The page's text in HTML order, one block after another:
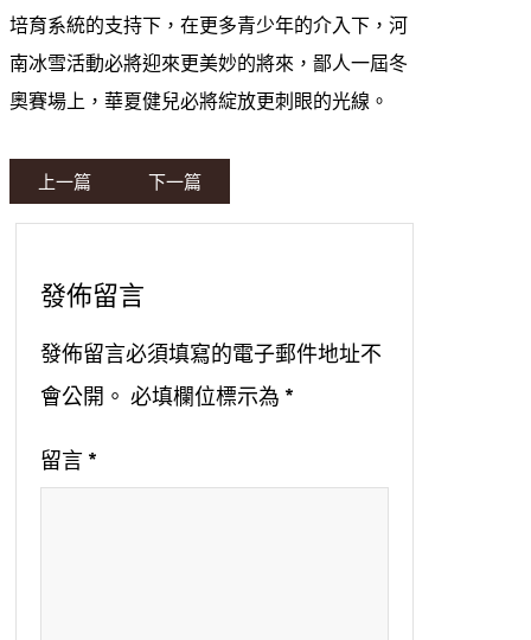
培育系統的支持下，在更多青少年的介入下，河
南冰雪活動必將迎來更美妙的將來，鄙人一屆冬
奧賽場上，華夏健兒必將綻放更刺眼的光線。
上一篇 下一篇
發佈留言
發佈留言必須填寫的電子郵件地址不
會公開。 必填欄位標示為 *
留言 *